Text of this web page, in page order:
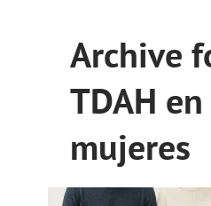
Archive
TDAH en
mujeres